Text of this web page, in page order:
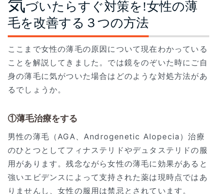
気づいたらすぐ対策を!女性の薄
毛を改善する３つの方法
ここまで女性の薄毛の原因について現在わかっている
ことを解説してきました。では鏡をのぞいた時にご自
身の薄毛に気がついた場合はどのような対処方法があ
るでしょうか。
①薄毛治療をする
男性の薄毛（AGA、Androgenetic Alopecia）治療
のひとつとしてフィナステリドやデュタステリドの服
用があります。残念ながら女性の薄毛に効果があると
強いエビデンスによって支持された薬は現時点ではあ
りませんし、女性の服用は禁忌とされています。